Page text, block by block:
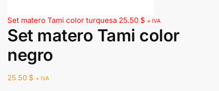
Set matero Tami color turquesa 25.50 $ + IVA
Set matero Tami color
negro
25.50 $ + IVA